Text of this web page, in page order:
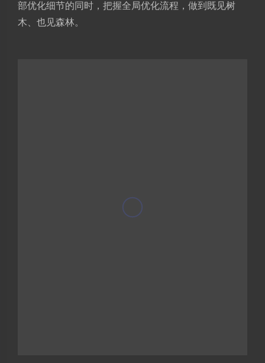
部优化细节的同时，把握全局优化流程，做到既见树
木、也见森林。